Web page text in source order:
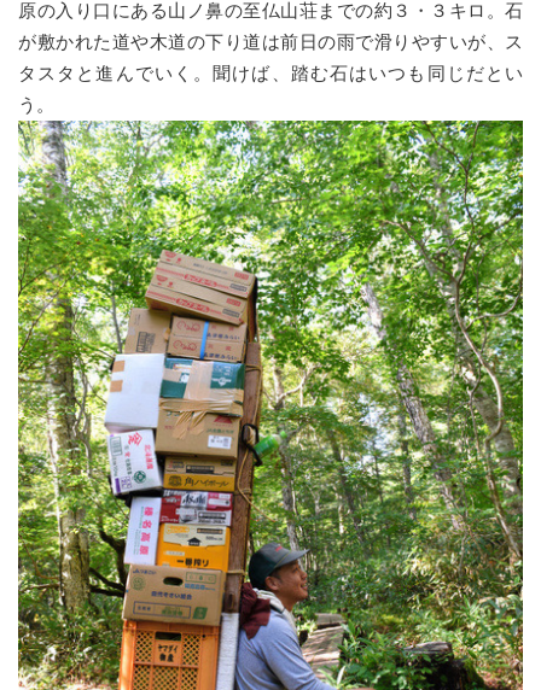
原の入り口にある山ノ鼻の至仏山荘までの約３・３キロ。石
が敷かれた道や木道の下り道は前日の雨で滑りやすいが、ス
タスタと進んでいく。聞けば、踏む石はいつも同じだとい
う。